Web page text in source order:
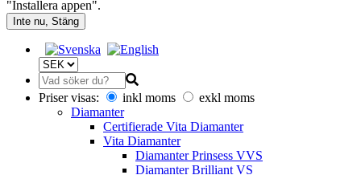
"Installera appen".
Inte nu, Stäng
Priser visas: inkl moms
exkl moms
Diamanter
Certifierade Vita Diamanter
Vita Diamanter
Diamanter Prinsess VVS
Diamanter Brilliant VS